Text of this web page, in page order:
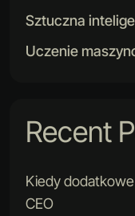
Sztuczna
Uczenie
Recent
Kiedy
CEO